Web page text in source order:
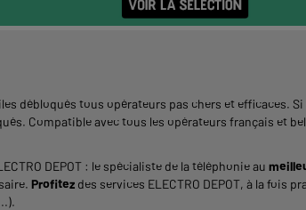
débloqués tous opérateurs pas chers et efficaces.
Compatible avec tous les opérateurs français et
DEPOT : le spécialiste de la téléphonie au
Profitez des services ELECTRO DEPOT, à la fois